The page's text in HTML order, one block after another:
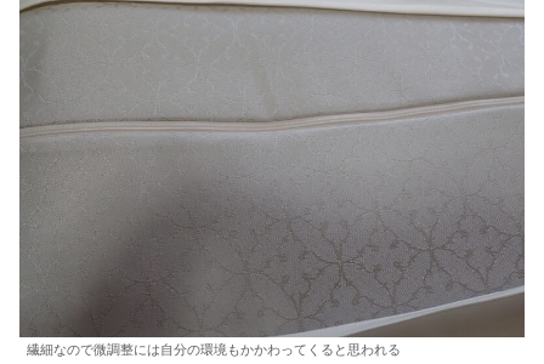
繊細なので微調整には自分の環境もかかわってくると思われる